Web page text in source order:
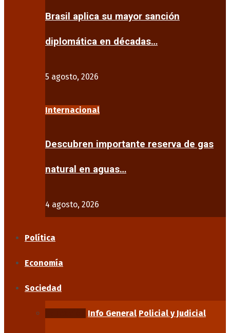
Brasil aplica su mayor sanción
diplomática en décadas…
5 agosto, 2026
Internacional
Descubren importante reserva de gas
natural en aguas…
4 agosto, 2026
Política
Economía
Sociedad
Info General Policial y Judicial